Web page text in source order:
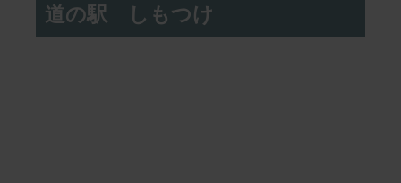
道の駅 しもつけ